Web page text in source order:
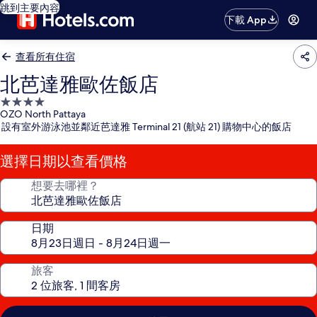
跳到主要內容
下載 App
查看所有住宿
北芭達雅歐佐飯店
4.0
星
級
住
宿
OZO North Pattaya
設有室外游泳池並鄰近芭達雅 Terminal 21 (航站 21) 購物中心的飯店
選擇日期以查看價格
想要去哪裡？
日期
旅客